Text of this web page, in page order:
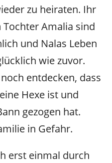
zu heiraten. Ihr
Amalia sind
und Nalas Leben
wie zuvor.
entdecken, dass
Hexe ist und
gezogen hat.
in Gefahr.
erst einmal durch